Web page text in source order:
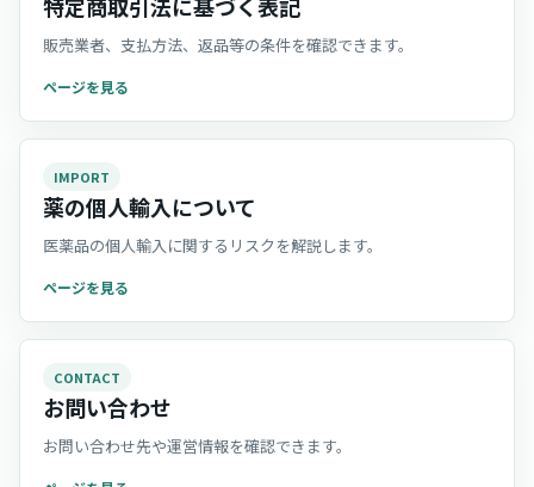
販売業者、支払方法、返品等の条件を確認できます。
ページを見る
IMPORT
薬の個人輸入について
医薬品の個人輸入に関するリスクを解説します。
ページを見る
CONTACT
お問い合わせ
お問い合わせ先や運営情報を確認できます。